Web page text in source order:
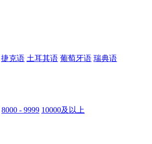
捷克语 土耳其语 葡萄牙语 瑞典语
8000 - 9999 10000及以上